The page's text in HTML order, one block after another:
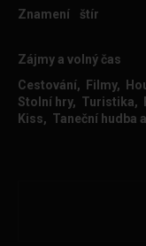
Znamení
štír
Zájmy a volný čas
Cestování, Filmy,
Stolní hry, Turistika,
Kiss, Taneční hudba